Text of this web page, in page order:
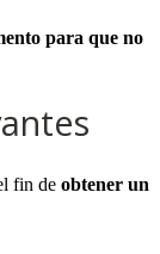
para que no
fin de obtener un